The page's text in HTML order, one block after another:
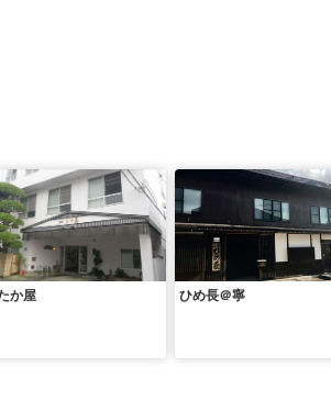
か屋 ひめ長＠寧